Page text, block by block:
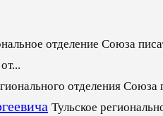
отделение Союза
отделения Союза
Тульское